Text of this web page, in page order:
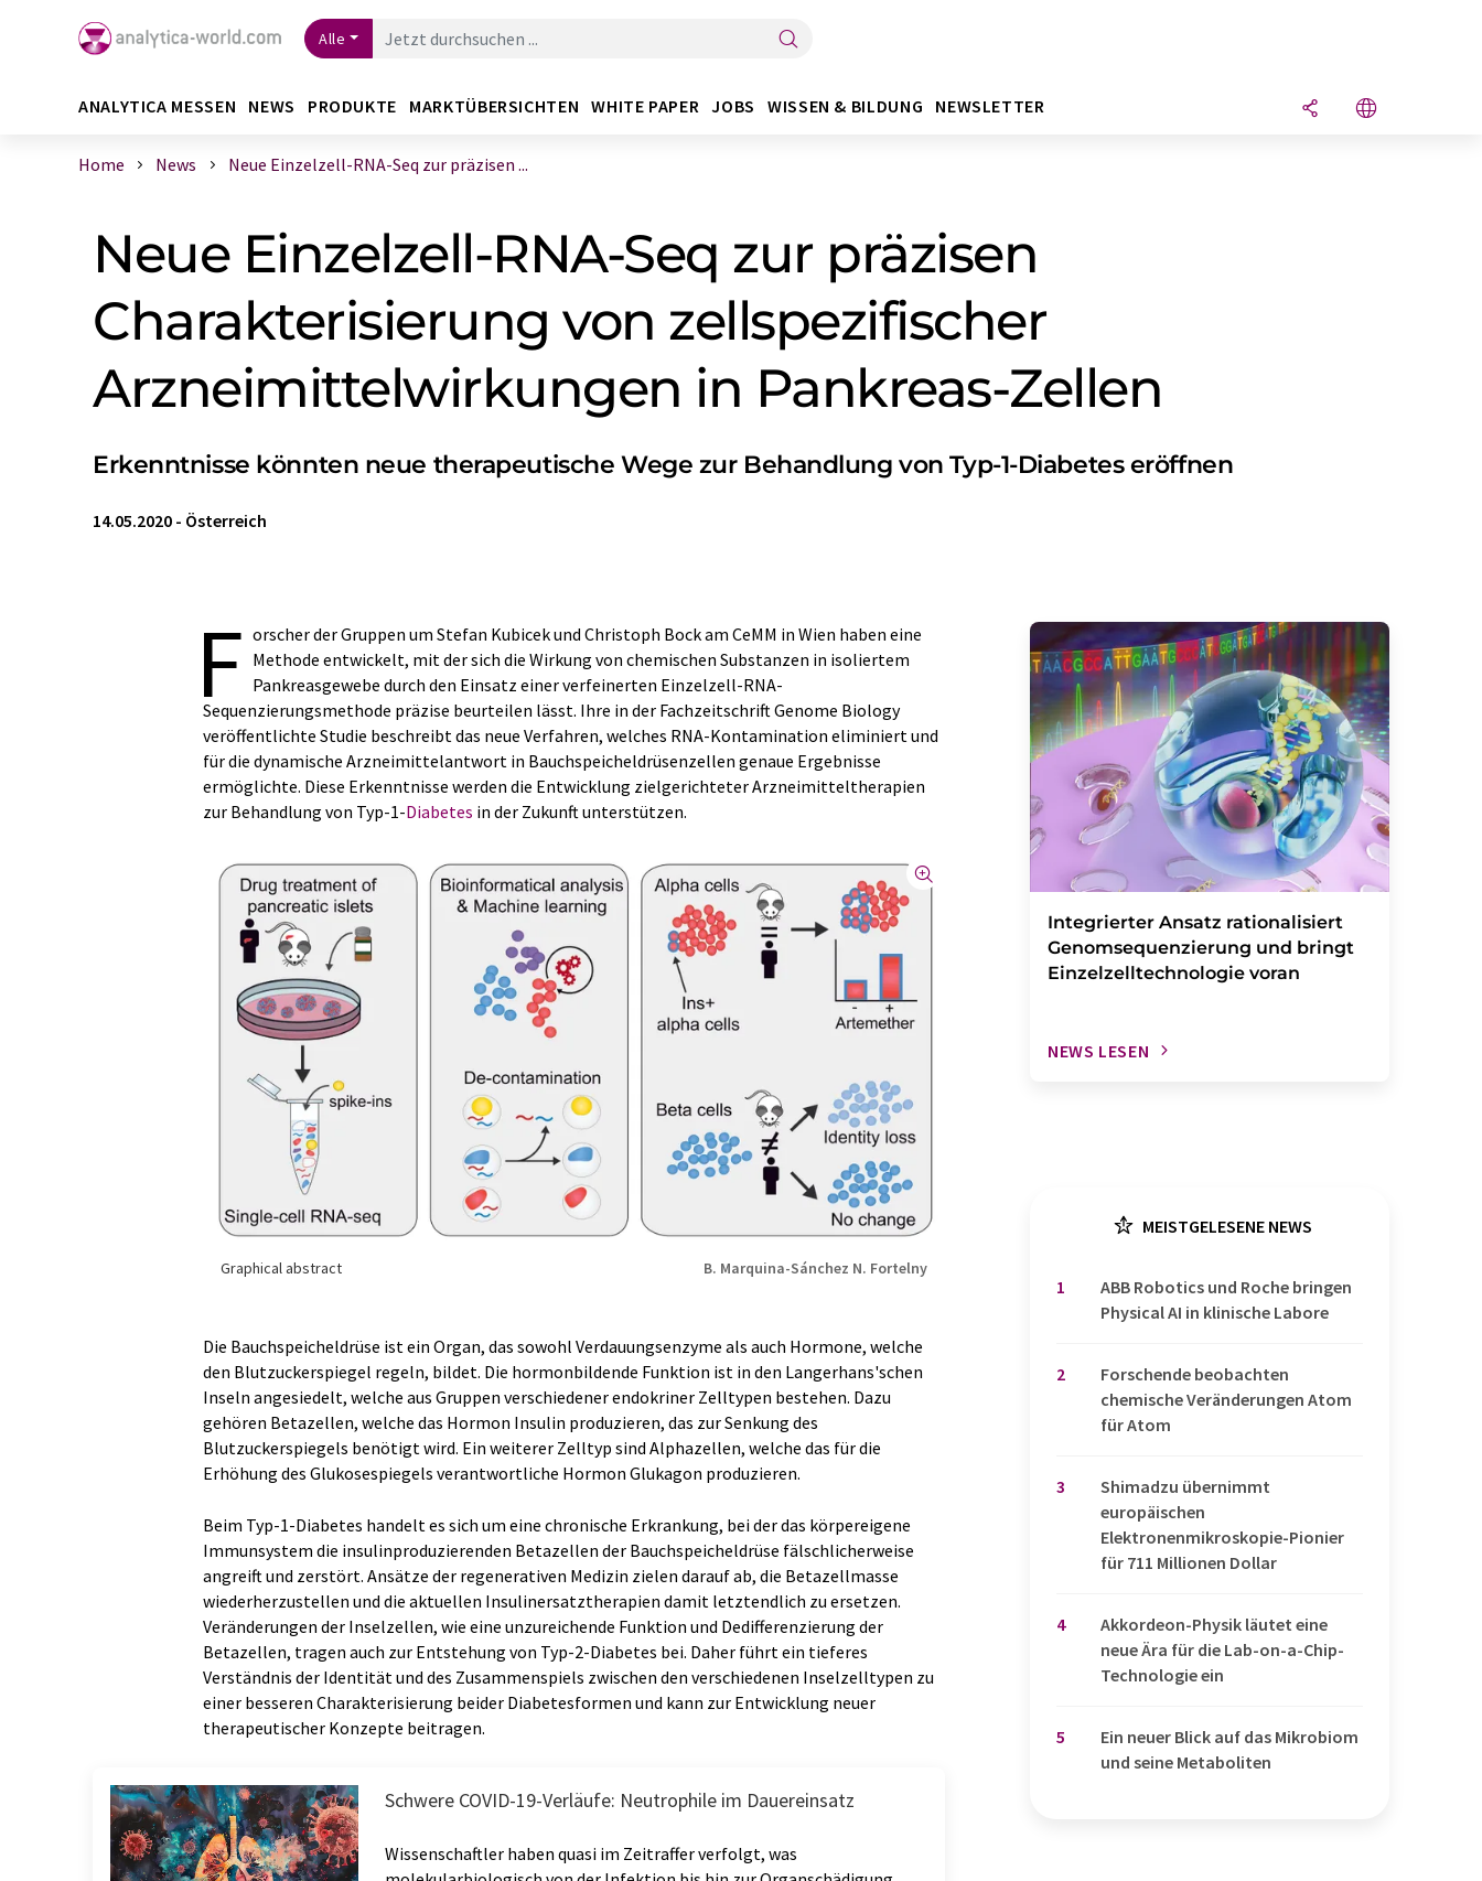
Alle
ANALYTICA MESSEN NEWS PRODUKTE MARKTÜBERSICHTEN WHITE PAPER JOBS WISSEN & BILDUNG NEWSLETTER
Home News Neue Einzelzell-RNA-Seq zur präzisen ...
Neue Einzelzell-RNA-Seq zur präzisen
Charakterisierung von zellspezifischer
Arzneimittelwirkungen in Pankreas-Zellen
Erkenntnisse könnten neue therapeutische Wege zur Behandlung von Typ-1-Diabetes eröffnen
14.05.2020 - Österreich
F orscher der Gruppen um Stefan Kubicek und Christoph Bock am CeMM in Wien haben eine
Methode entwickelt, mit der sich die Wirkung von chemischen Substanzen in isoliertem
Pankreasgewebe durch den Einsatz einer verfeinerten Einzelzell-RNA-
Sequenzierungsmethode präzise beurteilen lässt. Ihre in der Fachzeitschrift Genome Biology
veröffentlichte Studie beschreibt das neue Verfahren, welches RNA-Kontamination eliminiert und
für die dynamische Arzneimittelantwort in Bauchspeicheldrüsenzellen genaue Ergebnisse
ermöglichte. Diese Erkenntnisse werden die Entwicklung zielgerichteter Arzneimitteltherapien
zur Behandlung von Typ-1-Diabetes in der Zukunft unterstützen.
Graphical abstract B. Marquina-Sánchez N. Fortelny
Die Bauchspeicheldrüse ist ein Organ, das sowohl Verdauungsenzyme als auch Hormone, welche
den Blutzuckerspiegel regeln, bildet. Die hormonbildende Funktion ist in den Langerhans'schen
Inseln angesiedelt, welche aus Gruppen verschiedener endokriner Zelltypen bestehen. Dazu
gehören Betazellen, welche das Hormon Insulin produzieren, das zur Senkung des
Blutzuckerspiegels benötigt wird. Ein weiterer Zelltyp sind Alphazellen, welche das für die
Erhöhung des Glukosespiegels verantwortliche Hormon Glukagon produzieren.
Beim Typ-1-Diabetes handelt es sich um eine chronische Erkrankung, bei der das körpereigene
Immunsystem die insulinproduzierenden Betazellen der Bauchspeicheldrüse fälschlicherweise
angreift und zerstört. Ansätze der regenerativen Medizin zielen darauf ab, die Betazellmasse
wiederherzustellen und die aktuellen Insulinersatztherapien damit letztendlich zu ersetzen.
Veränderungen der Inselzellen, wie eine unzureichende Funktion und Dedifferenzierung der
Betazellen, tragen auch zur Entstehung von Typ-2-Diabetes bei. Daher führt ein tieferes
Verständnis der Identität und des Zusammenspiels zwischen den verschiedenen Inselzelltypen zu
einer besseren Charakterisierung beider Diabetesformen und kann zur Entwicklung neuer
therapeutischer Konzepte beitragen.
Schwere COVID-19-Verläufe: Neutrophile im Dauereinsatz
Wissenschaftler haben quasi im Zeitraffer verfolgt, was
Integrierter Ansatz rationalisiert
Genomsequenzierung und bringt
Einzelzelltechnologie voran
NEWS LESEN
MEISTGELESENE NEWS
1
​​​​​​​ABB Robotics und Roche bringen
Physical AI in klinische Labore
2
Forschende beobachten
chemische Veränderungen Atom
für Atom
3
Shimadzu übernimmt
europäischen
Elektronenmikroskopie-Pionier
für 711 Millionen Dollar
4
Akkordeon-Physik läutet eine
neue Ära für die Lab-on-a-Chip-
Technologie ein
5
Ein neuer Blick auf das Mikrobiom
und seine Metaboliten